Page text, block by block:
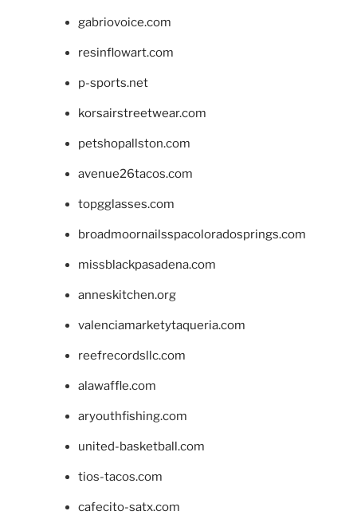
gabriovoice.com
resinflowart.com
p-sports.net
korsairstreetwear.com
petshopallston.com
avenue26tacos.com
topgglasses.com
broadmoornailsspacoloradosprings.com
missblackpasadena.com
anneskitchen.org
valenciamarketytaqueria.com
reefrecordsllc.com
alawaffle.com
aryouthfishing.com
united-basketball.com
tios-tacos.com
cafecito-satx.com